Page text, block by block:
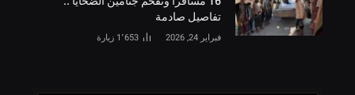
تفاصيل صادمة
فبراير 24, 2026 1٬653 زيارة